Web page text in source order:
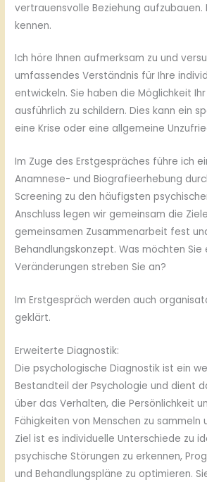
vertrauensvolle Beziehung aufzubauen.
kennen.
Ich höre Ihnen aufmerksam zu und
umfassendes Verständnis für Ihre
entwickeln. Sie haben die Möglichkeit
ausführlich zu schildern. Dies kann ein
eine Krise oder eine allgemeine
Im Zuge des Erstgespräches führe ich
Anamnese- und Biografieerhebung
Screening zu den häufigsten
Anschluss legen wir gemeinsam die
gemeinsamen Zusammenarbeit fest
Behandlungskonzept. Was möchten Sie
Veränderungen streben Sie an?
Im Erstgespräch werden auch
geklärt.
Erweiterte Diagnostik:
Die psychologische Diagnostik ist ein
Bestandteil der Psychologie und dient
über das Verhalten, die Persönlichkeit
Fähigkeiten von Menschen zu sammeln
Ziel ist es individuelle Unterschiede zu
psychische Störungen zu erkennen,
und Behandlungspläne zu optimieren.